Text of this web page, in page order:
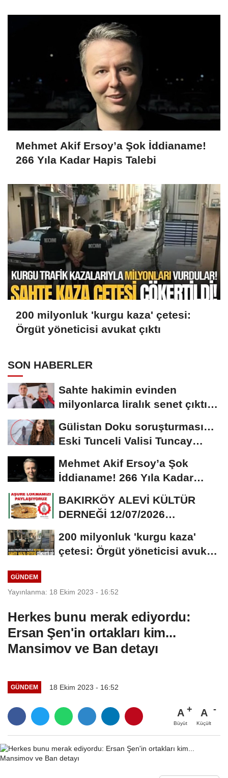
Mehmet Akif Ersoy’a Şok İddianame!
266 Yıla Kadar Hapis Talebi
200 milyonluk 'kurgu kaza' çetesi:
Örgüt yöneticisi avukat çıktı
SON HABERLER
Sahte hakimin evinden
milyonlarca liralık senet çıktı:
Gülistan Doku soruşturması…
Eski Tunceli Valisi Tuncay
Mehmet Akif Ersoy’a Şok
İddianame! 266 Yıla Kadar
Hapis Talebi
BAKIRKÖY ALEVİ KÜLTÜR
DERNEĞİ 12/07/2026
DAVETİNE...
200 milyonluk 'kurgu kaza'
çetesi: Örgüt yöneticisi avukat
GÜNDEM
Yayınlanma: 18 Ekim 2023 - 16:52
Herkes bunu merak ediyordu:
Ersan Şen'in ortakları kim...
Mansimov ve Ban detayı
GÜNDEM 18 Ekim 2023 - 16:52
A
Büyüt
A
Küçült